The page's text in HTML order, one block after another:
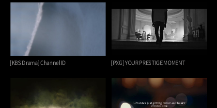
[KBS Drama] Channel ID [PXG] YOUR PRESTIGE MOMENT